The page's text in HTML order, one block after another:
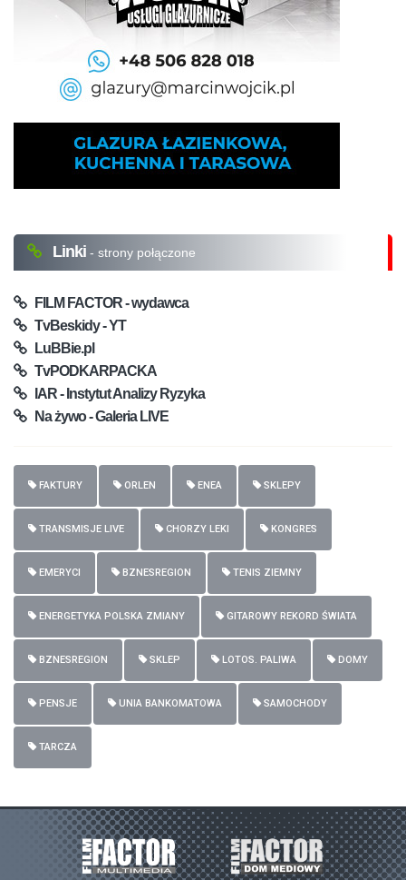
Linki - strony połączone
FILM FACTOR - wydawca
TvBeskidy - YT
LuBBie.pl
TvPODKARPACKA
IAR - Instytut Analizy Ryzyka
Na żywo - Galeria LIVE
FAKTURY ORLEN ENEA SKLEPY
TRANSMISJE LIVE CHORZY LEKI KONGRES
EMERYCI BZNESREGION TENIS ZIEMNY
ENERGETYKA POLSKA ZMIANY GITAROWY REKORD ŚWIATA
BZNESREGION SKLEP LOTOS. PALIWA DOMY
PENSJE UNIA BANKOMATOWA SAMOCHODY
TARCZA